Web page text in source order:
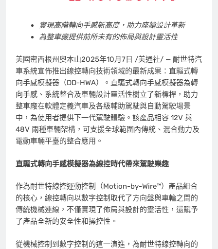
實現高階轉向手感新高度，助力座艙設計革新
為整車廠提供前所未有的佈局與設計靈活性
美國密西根州奧本山2025年10月7日 /美通社/ — 耐世特汽
車系統宣佈推出線控轉向技術領域的最新成果：直驅式轉
向手感模擬器（DD-HWA）。直驅式轉向手感模擬器為轉
向手感、系統整合及車輛設計靈活性樹立了新標桿，助力
整車廠在軟體定義汽車及各級輔助駕駛與自動駕駛場景
中，為使用者提供下一代駕駛體驗。該產品相容 12V 與
48V 兩種車輛架構，可支援全球範圍內傳統、混合動力及
電動車輛平臺的整合應用。
直驅式轉向手感模擬器為線控時代帶來駕駛樂趣
作為耐世特線控運動控制（Motion-by-Wire™）產品組合
的核心，線控轉向以數字控制取代了方向盤與車輪之間的
傳統機械連線，不僅實現了佈局與設計的靈活性，還賦予
了產品全新的安全性和操控性。
從機械控制到數字控制的這一演進，為耐世特線控轉向的